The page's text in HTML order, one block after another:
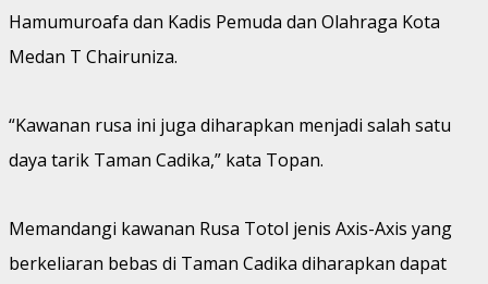
Hamumuroafa dan Kadis Pemuda dan Olahraga Kota
Medan T Chairuniza.
“Kawanan rusa ini juga diharapkan menjadi salah satu
daya tarik Taman Cadika,” kata Topan.
Memandangi kawanan Rusa Totol jenis Axis-Axis yang
berkeliaran bebas di Taman Cadika diharapkan dapat